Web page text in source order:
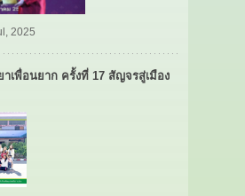
2025
เพื่อนยาก ครั้งที่ 17 สัญจรสู่เมือง